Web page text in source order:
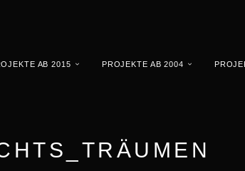
AB 2015 PROJEKTE AB 2004